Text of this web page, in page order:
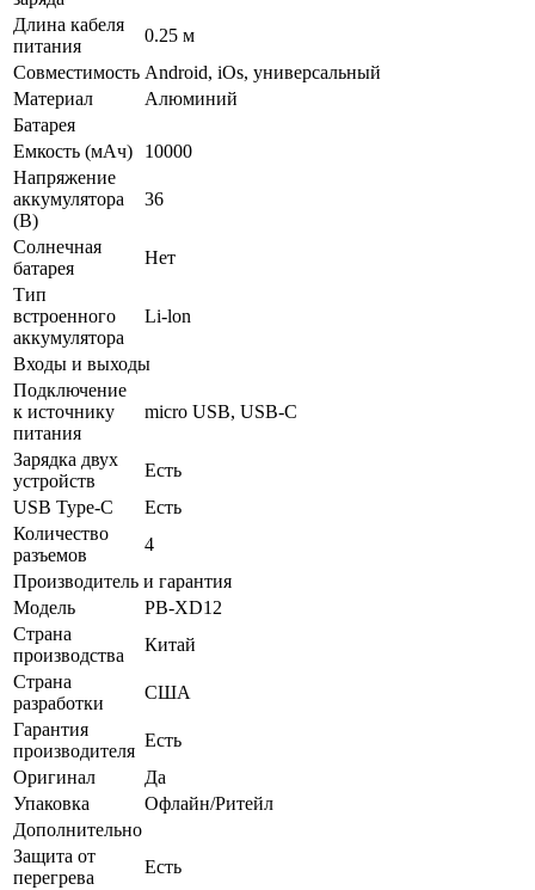
Длина кабеля
питания
0.25 м
Совместимость Android, iOs, универсальный
Материал
Алюминий
Батарея
Емкость (мАч)
10000
Напряжение
аккумулятора
(В)
36
Солнечная
батарея
Нет
Тип
встроенного
аккумулятора
Li-lon
Входы и выходы
Подключение
к источнику
питания
micro USB, USB-C
Зарядка двух
устройств
Есть
USB Type-C
Есть
Количество
разъемов
4
Производитель и гарантия
Модель
PB-XD12
Страна
производства
Китай
Страна
разработки
США
Гарантия
производителя
Есть
Оригинал
Да
Упаковка
Офлайн/Ритейл
Дополнительно
Защита от
перегрева
Есть